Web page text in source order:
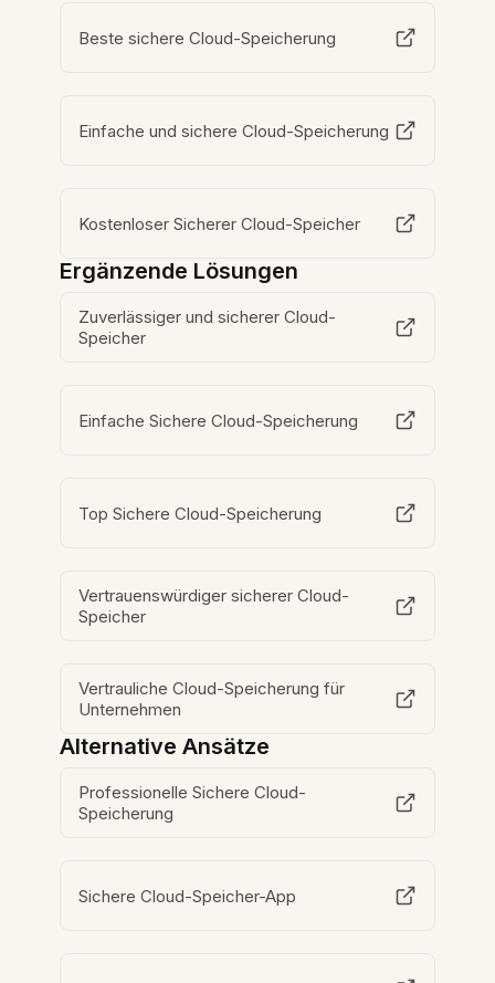
Beste sichere Cloud-Speicherung
Einfache und sichere Cloud-Speicherung
Kostenloser Sicherer Cloud-Speicher
Ergänzende Lösungen
Zuverlässiger und sicherer Cloud-
Speicher
Einfache Sichere Cloud-Speicherung
Top Sichere Cloud-Speicherung
Vertrauenswürdiger sicherer Cloud-
Speicher
Vertrauliche Cloud-Speicherung für
Unternehmen
Alternative Ansätze
Professionelle Sichere Cloud-
Speicherung
Sichere Cloud-Speicher-App